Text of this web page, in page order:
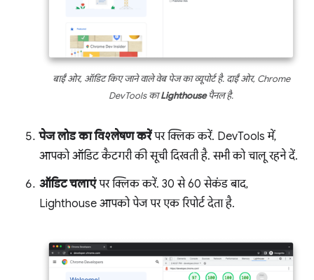
बाईं ओर, ऑडिट किए जाने वाले वेब पेज का व्यूपोर्ट है. दाईं ओर, Chrome
DevTools काLighthouseपैनल है.
पेज लोड का विश्लेषण करेंपर क्लिक करें. DevTools में,
आपको ऑडिट कैटगरी की सूची दिखती है. सभी को चालू रहने दें.
ऑडिट चलाएंपर क्लिक करें. 30 से 60 सेकंड बाद,
Lighthouse आपको पेज पर एक रिपोर्ट देता है.